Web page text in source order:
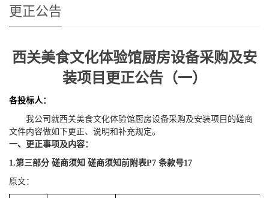
更正公告
西关美食文化体验馆厨房设备采购及安
装项目更正公告（一）
各投标人：
我公司就西关美食文化体验馆厨房设备采购及安装项目的磋商
文件内容做如下更正、说明和补充规定。
一、更正事项及内容：
1.第三部分 磋商须知 磋商须知前附表P7 条款号17
原文：